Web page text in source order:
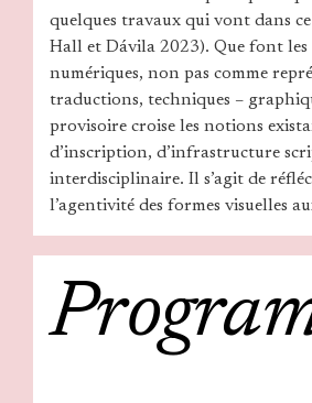
quelques travaux qui vont dans
Hall et Dávila 2023). Que font les
numériques, non pas comme
traductions, techniques –
provisoire croise les notions
d’inscription, d’infrastructure
interdisciplinaire. Il s’agit de
l’agentivité des formes visuelles